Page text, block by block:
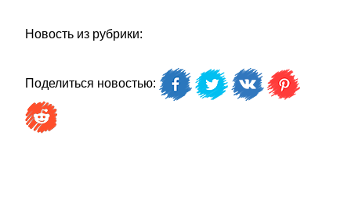
Новость из рубрики:
Поделиться новостью: